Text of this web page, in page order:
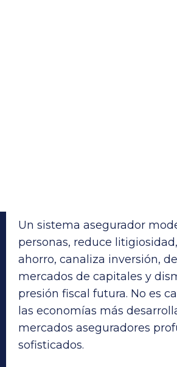
Un sistema asegurador
personas, reduce
ahorro, canaliza inversión,
mercados de capitales y
presión fiscal futura. No es
las economías más
mercados aseguradores
sofisticados.